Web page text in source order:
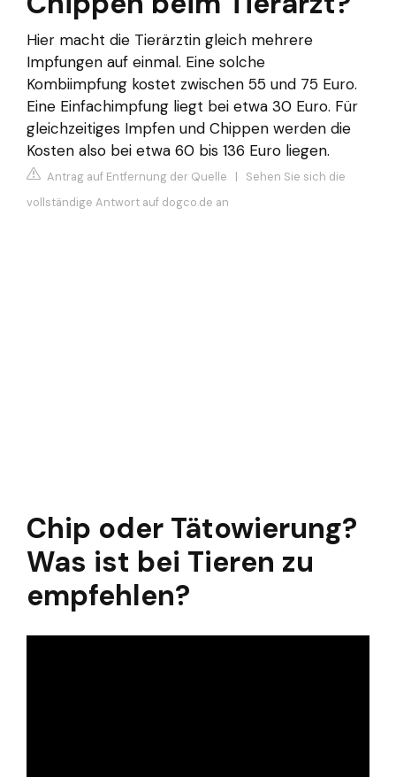
Hier macht die Tierärztin gleich mehrere
Impfungen auf einmal. Eine solche
Kombiimpfung kostet zwischen 55 und 75 Euro.
Eine Einfachimpfung liegt bei etwa 30 Euro. Für
gleichzeitiges Impfen und Chippen werden die
Kosten also bei etwa 60 bis 136 Euro liegen.
Antrag auf Entfernung der Quelle | Sehen Sie sich die
vollständige Antwort auf dogco.de an
Chip oder Tätowierung?
Was ist bei Tieren zu
empfehlen?